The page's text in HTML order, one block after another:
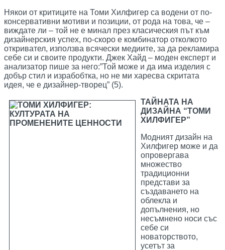
Някои от критиците на Томи Хилфигер са водени от по-
консервативни мотиви и позиции, от рода на това, че –
виждате ли – той не е минал през класическия път към
дизайнерския успех, по-скоро е комбинатор отколкото
откривател, използва всячески медиите, за да рекламира
себе си и своите продукти. Джек Хайд – моден експерт и
анализатор пише за него:”Той може и да има изделия с
добър стил и израбобтка, но не ми харесва скритата
идея, че е дизайнер-творец” (5).
ТАЙНАТА НА
ДИЗАЙНА “ТОМИ
ХИЛФИГЕР”
Модният дизайн на
Хилфигер може и да
опровергава
множество
традиционни
представи за
създаването на
облекла и
допълнения, но
несъмнено носи със
себе си
новаторството,
усетът за